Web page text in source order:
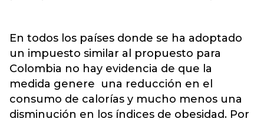
En todos los países donde se ha adoptado
un impuesto similar al propuesto para
Colombia no hay evidencia de que la
medida genere una reducción en el
consumo de calorías y mucho menos una
disminución en los índices de obesidad. Por